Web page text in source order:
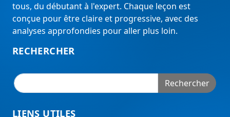
tous, du débutant à l'expert. Chaque leçon est
conçue pour être claire et progressive, avec des
analyses approfondies pour aller plus loin.
RECHERCHER
Rechercher
LIENS UTILES